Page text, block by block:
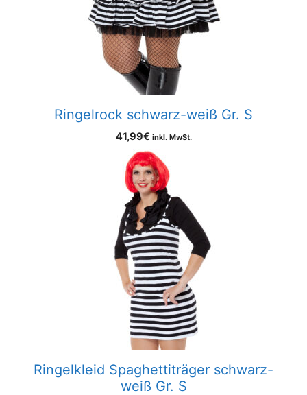
Ringelrock schwarz-weiß Gr. S
41,99€ inkl. MwSt.
Ringelkleid Spaghettiträger schwarz-
weiß Gr. S